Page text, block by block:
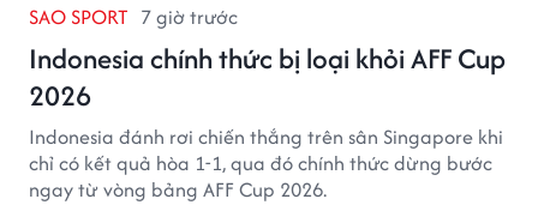
SAO SPORT 7 giờ trước
Indonesia chính thức bị loại khỏi AFF Cup
2026
Indonesia đánh rơi chiến thắng trên sân Singapore khi
chỉ có kết quả hòa 1-1, qua đó chính thức dừng bước
ngay từ vòng bảng AFF Cup 2026.